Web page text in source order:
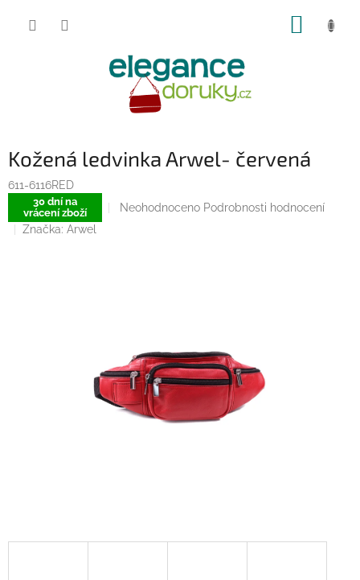
Kožená ledvinka Arwel- červená
611-6116RED
30 dní na
vrácení zboží
Průměrné
Neohodnoceno Podrobnosti hodnocení
Značka: Arwel